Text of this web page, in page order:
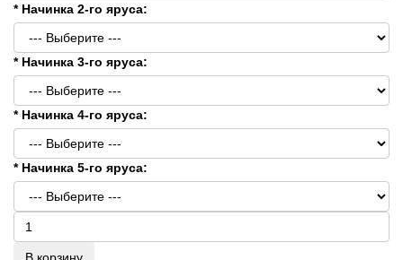
* Начинка 2-го яруса:
* Начинка 3-го яруса:
* Начинка 4-го яруса:
* Начинка 5-го яруса:
В корзину